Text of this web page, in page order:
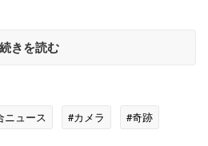
続きを読む
ニュース #カメラ #奇跡